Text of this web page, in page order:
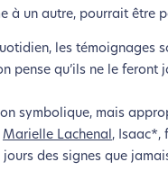
à un autre, pourrait être
les témoignages
pense qu’ils ne le
symbolique, mais
Marielle Lachenal, Isaac*,
des signes que